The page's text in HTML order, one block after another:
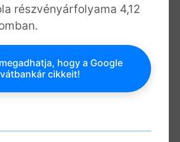
részvényárfolyama 4,12
hogy a Google
cikkeit!